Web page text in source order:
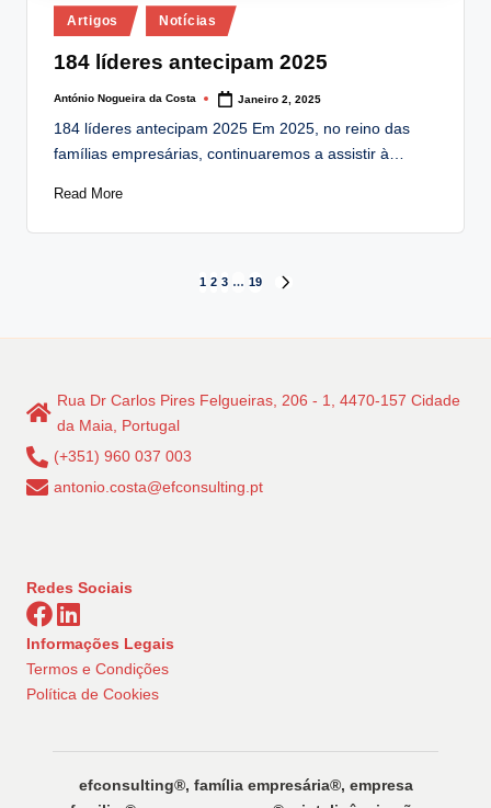
Posted
in
Artigos Notícias
184 líderes antecipam 2025
Posted
António Nogueira da Costa Janeiro 2, 2025
184 líderes antecipam 2025 Em 2025, no reino das
famílias empresárias, continuaremos a assistir à…
Read More
dos
1 2 3 … 19
Rua Dr Carlos Pires Felgueiras, 206 - 1, 4470-157 Cidade
da Maia, Portugal
(+351) 960 037 003
antonio.costa@efconsulting.pt
Redes Sociais
Informações Legais
Termos e Condições
Política de Cookies
efconsulting®️, família empresária®️, empresa